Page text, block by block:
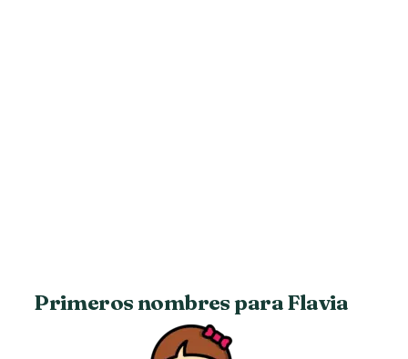
Primeros nombres para Flavia